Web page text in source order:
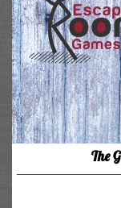
The